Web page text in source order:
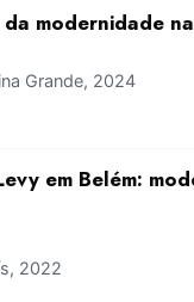
modernidade
Grande, 2024
em Belém:
2022